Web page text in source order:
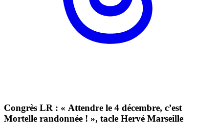
Congrès LR : « Attendre le 4 décembre, c’est
Mortelle randonnée ! », tacle Hervé Marseille